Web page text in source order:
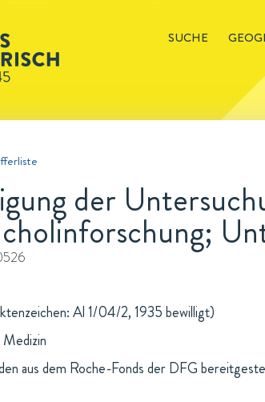
SUCHE
der
Al 1/04/2, 1935 bewilligt)
Medizin
aus dem Roche-Fonds der DFG